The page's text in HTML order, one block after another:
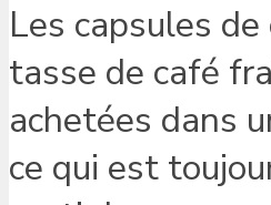
Les capsules
tasse de café
achetées dans
ce qui est